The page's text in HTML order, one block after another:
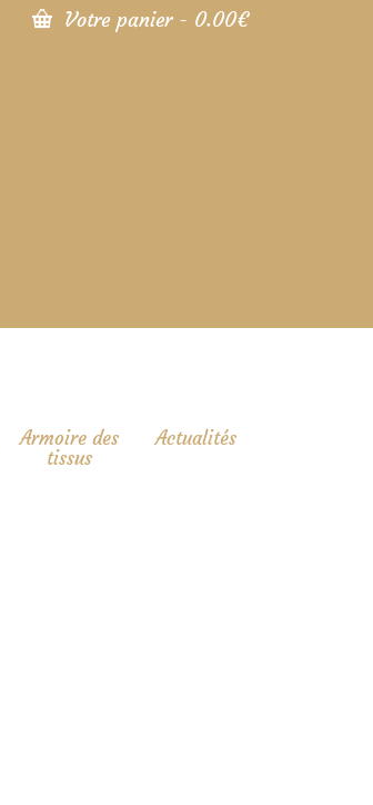
Votre panier - 0.00€
Armoire des
tissus
Actualités